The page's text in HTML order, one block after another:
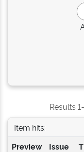
Results
Item hits:
Preview
Issue